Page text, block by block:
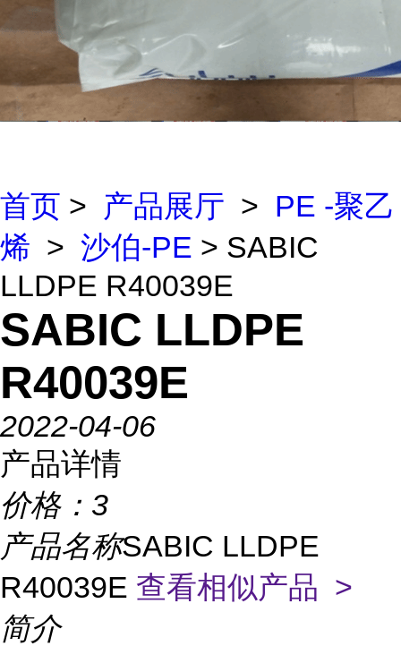
首页 > 产品展厅 > PE -聚乙
烯 > 沙伯-PE > SABIC
LLDPE R40039E
SABIC LLDPE
R40039E
2022-04-06
产品详情
价格： 3
产品名称SABIC LLDPE
R40039E 查看相似产品 >
简介